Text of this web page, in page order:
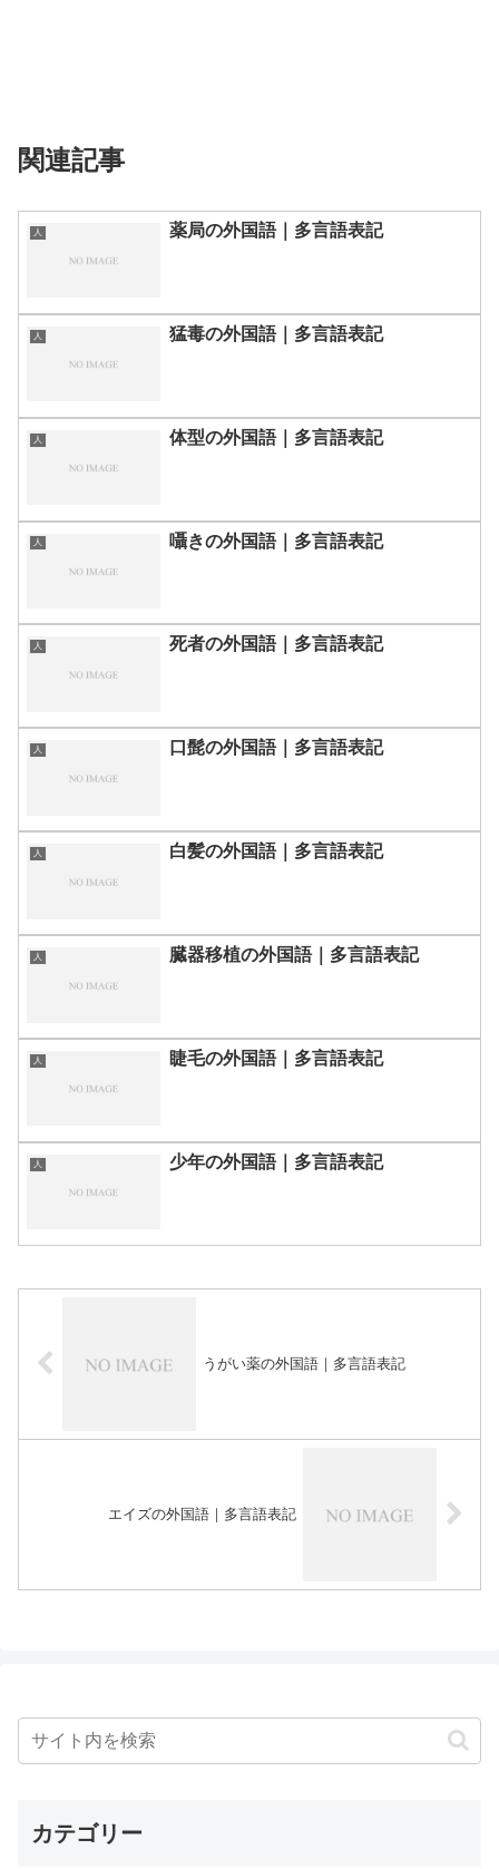
関連記事
人 薬局の外国語｜多言語表記
人 猛毒の外国語｜多言語表記
人 体型の外国語｜多言語表記
人 囁きの外国語｜多言語表記
人 死者の外国語｜多言語表記
人 口髭の外国語｜多言語表記
人 白髪の外国語｜多言語表記
人 臓器移植の外国語｜多言語表記
人 睫毛の外国語｜多言語表記
人 少年の外国語｜多言語表記
うがい薬の外国語｜多言語表記
エイズの外国語｜多言語表記
カテゴリー